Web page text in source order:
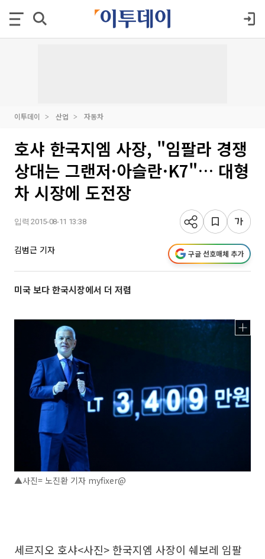
이투데이 산업 자동차
호샤 한국지엠 사장, "임팔라 경쟁
상대는 그랜저·아슬란·K7"… 대형
차 시장에 도전장
입력 2015-08-11 13:38
김범근 기자 구글 선호매체 추가
미국 보다 한국시장에서 더 저렴
▲사진= 노진환 기자 myfixer@
세르지오 호샤<사진> 한국지엠 사장이 쉐보레 임팔